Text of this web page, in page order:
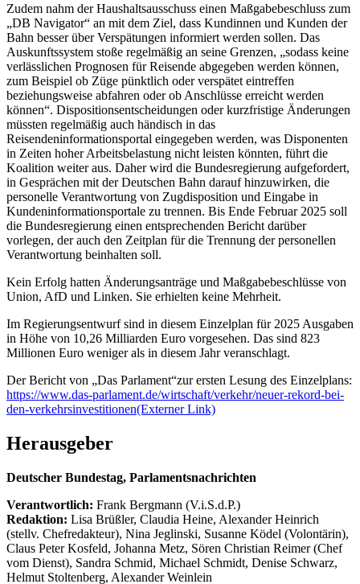
Zudem nahm der Haushaltsausschuss einen Maßgabebeschluss zum
„DB Navigator“ an mit dem Ziel, dass Kundinnen und Kunden der
Bahn besser über Verspätungen informiert werden sollen. Das
Auskunftssystem stoße regelmäßig an seine Grenzen, „sodass keine
verlässlichen Prognosen für Reisende abgegeben werden können,
zum Beispiel ob Züge pünktlich oder verspätet eintreffen
beziehungsweise abfahren oder ob Anschlüsse erreicht werden
können“. Dispositionsentscheidungen oder kurzfristige Änderungen
müssten regelmäßig auch händisch in das
Reisendeninformationsportal eingegeben werden, was Disponenten
in Zeiten hoher Arbeitsbelastung nicht leisten könnten, führt die
Koalition weiter aus. Daher wird die Bundesregierung aufgefordert,
in Gesprächen mit der Deutschen Bahn darauf hinzuwirken, die
personelle Verantwortung von Zugdisposition und Eingabe in
Kundeninformationsportale zu trennen. Bis Ende Februar 2025 soll
die Bundesregierung einen entsprechenden Bericht darüber
vorlegen, der auch den Zeitplan für die Trennung der personellen
Verantwortung beinhalten soll.
Kein Erfolg hatten Änderungsanträge und Maßgabebeschlüsse von
Union, AfD und Linken. Sie erhielten keine Mehrheit.
Im Regierungsentwurf sind in diesem Einzelplan für 2025 Ausgaben
in Höhe von 10,26 Milliarden Euro vorgesehen. Das sind 823
Millionen Euro weniger als in diesem Jahr veranschlagt.
Der Bericht von „Das Parlament“zur ersten Lesung des Einzelplans:
https://www.das-parlament.de/wirtschaft/verkehr/neuer-rekord-bei-
den-verkehrsinvestitionen(Externer Link)
Herausgeber
Deutscher Bundestag, Parlamentsnachrichten
Verantwortlich: Frank Bergmann (V.i.S.d.P.)
Redaktion: Lisa Brüßler, Claudia Heine, Alexander Heinrich
(stellv. Chefredakteur), Nina Jeglinski, Susanne Ködel (Volontärin),
Claus Peter Kosfeld, Johanna Metz, Sören Christian Reimer (Chef
vom Dienst), Sandra Schmid, Michael Schmidt, Denise Schwarz,
Helmut Stoltenberg, Alexander Weinlein